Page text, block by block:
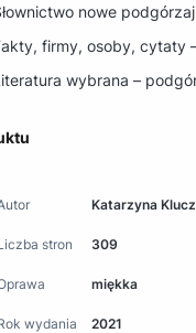
nowe
firmy, osoby, cytaty
wybrana –
Katarzyna
stron 309
miękka
wydania 2021